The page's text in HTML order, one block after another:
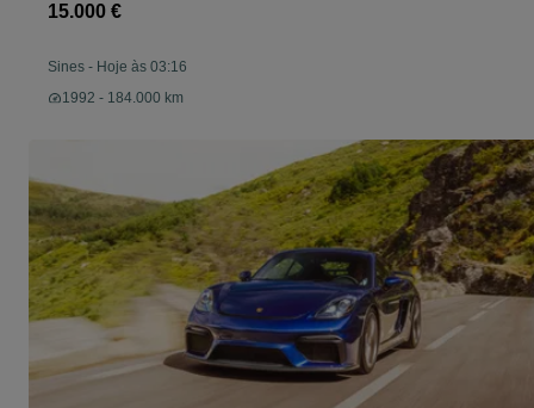
15.000 €
Sines - Hoje às 03:16
1992 - 184.000 km